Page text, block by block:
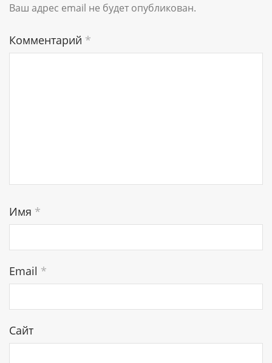
Ваш адрес email не будет опубликован.
Комментарий *
Имя *
Email *
Сайт